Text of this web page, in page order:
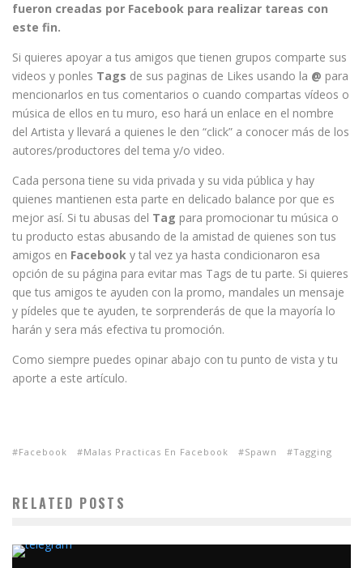
fueron creadas por Facebook para realizar tareas con
este fin.
Si quieres apoyar a tus amigos que tienen grupos comparte sus
videos y ponles Tags de sus paginas de Likes usando la @ para
mencionarlos en tus comentarios o cuando compartas vídeos o
música de ellos en tu muro, eso hará un enlace en el nombre
del Artista y llevará a quienes le den “click” a conocer más de los
autores/productores del tema y/o video.
Cada persona tiene su vida privada y su vida pública y hay
quienes mantienen esta parte en delicado balance por que es
mejor así. Si tu abusas del Tag para promocionar tu música o
tu producto estas abusando de la amistad de quienes son tus
amigos en Facebook y tal vez ya hasta condicionaron esa
opción de su página para evitar mas Tags de tu parte. Si quieres
que tus amigos te ayuden con la promo, mandales un mensaje
y pídeles que te ayuden, te sorprenderás de que la mayoría lo
harán y sera más efectiva tu promoción.
Como siempre puedes opinar abajo con tu punto de vista y tu
aporte a este artículo.
Facebook Malas Practicas En Facebook Spawn Tagging
RELATED POSTS